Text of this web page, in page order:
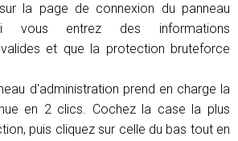
la page de connexion du panneau
vous entrez des informations
et que la protection bruteforce
d'administration prend en charge la
en 2 clics. Cochez la case la plus
puis cliquez sur celle du bas tout en